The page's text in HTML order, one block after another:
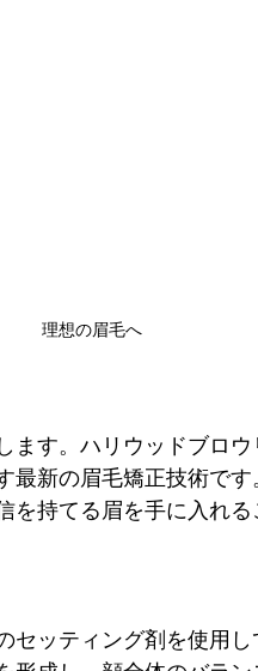
理想の眉毛へ
ます。ハリウッドブロ
最新の眉毛矯正技術で
持てる眉を手に入れる
ッティング剤を使用し